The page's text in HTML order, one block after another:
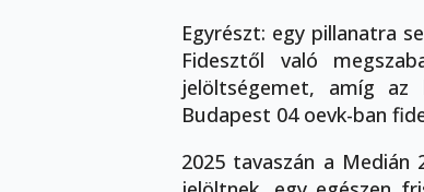
Egyrészt: egy pillanatra
Fidesztől való
jelöltségemet, amíg az
Budapest 04 oevk-ban
2025 tavaszán a